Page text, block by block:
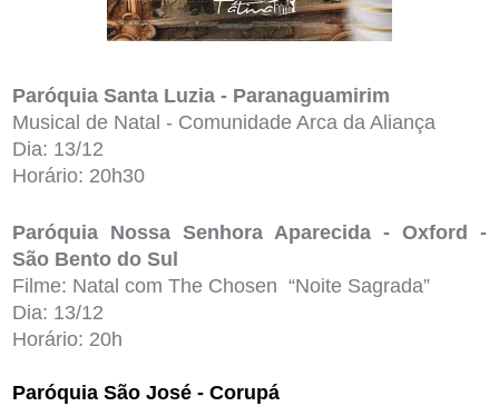
Paróquia Santa Luzia - Paranaguamirim
Musical de Natal - Comunidade Arca da Aliança
Dia: 13/12
Horário: 20h30
Paróquia Nossa Senhora Aparecida - Oxford -
São Bento do Sul
Filme: Natal com The Chosen “Noite Sagrada”
Dia: 13/12
Horário: 20h
Paróquia São José - Corupá